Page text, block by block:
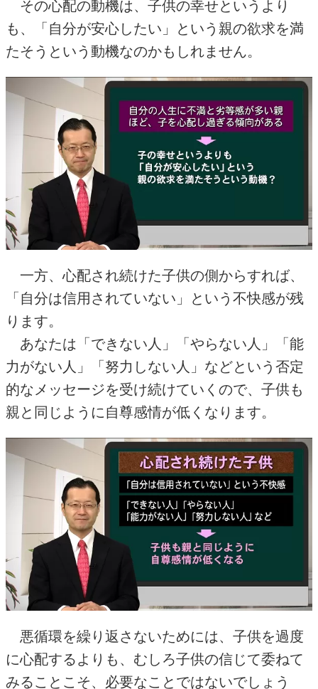
その心配の動機は、子供の幸せというより
も、「自分が安心したい」という親の欲求を満
たそうという動機なのかもしれません。
一方、心配され続けた子供の側からすれば、
「自分は信用されていない」という不快感が残
ります。
あなたは「できない人」「やらない人」「能
力がない人」「努力しない人」などという否定
的なメッセージを受け続けていくので、子供も
親と同じように自尊感情が低くなります。
悪循環を繰り返さないためには、子供を過度
に心配するよりも、むしろ子供の信じて委ねて
みることこそ、必要なことではないでしょう